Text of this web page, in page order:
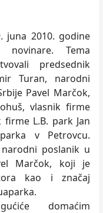
juna 2010. godine
Tema
predsednik
Turan, narodni
Pavel Marčok,
vlasnik firme
L.B. park Jan
v Petrovcu.
poslanik u
Marčok, koji je
kao i značaj
domaćim